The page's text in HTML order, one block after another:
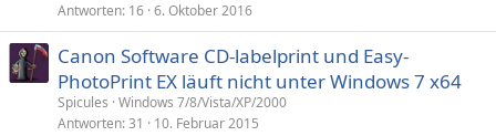
Antworten 16 6. Oktober 2016
Canon Software CD-labelprint und Easy-
PhotoPrint EX läuft nicht unter Windows 7 x64
Spicules Windows 7/8/Vista/XP/2000
Antworten 31 10. Februar 2015